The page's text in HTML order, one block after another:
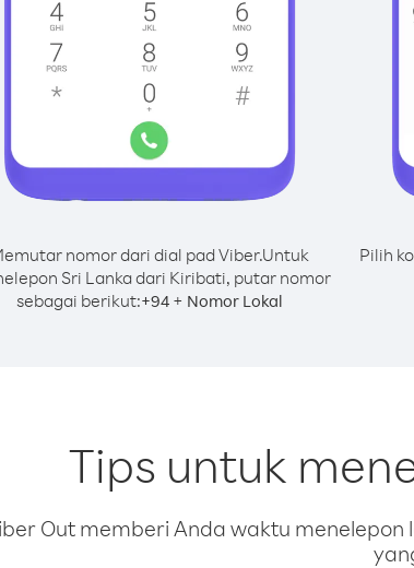
nomor dari dial pad Viber.Untuk
Sri Lanka dari Kiribati, putar nomor
sebagai berikut:+94 + Nomor Lokal
Pilih
Tips untuk
Out memberi Anda waktu